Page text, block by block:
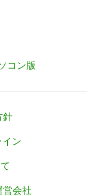
コン版
針
ン
営会社